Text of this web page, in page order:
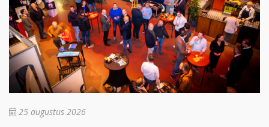
25 augustus 2026